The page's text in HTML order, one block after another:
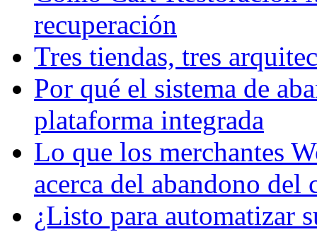
recuperación
Tres tiendas, tres
Por qué el sistema de
plataforma integrada
Lo que los merchantes
acerca del abandono del
¿Listo para automatizar